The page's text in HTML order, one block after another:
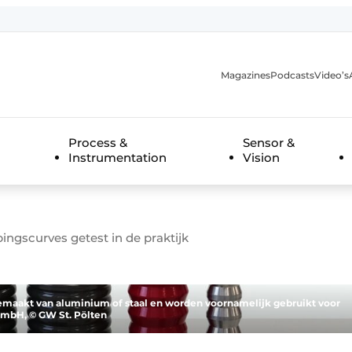
MagazinesPodcastsVideo’s
Process &
Instrumentation
Sensor &
Vision
getest in de praktijk
van aluminium of staal en worden voornamelijk gebruikt voor
© GW St. Pölten